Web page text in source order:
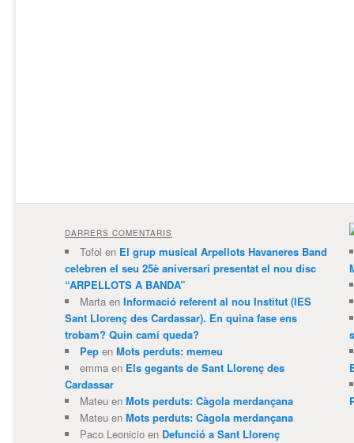
DARRERS COMENTARIS
Tofol en El grup musical Arpellots Havaneres Band
celebren el seu 25è aniversari presentat el nou disc
“ARPELLOTS A BANDA”
Martaen Informació referent al nou Institut (IES
Sant Llorenç des Cardassar). En quina fase ens
trobam? Quin camí queda?
Pepen Mots perduts: memeu
emmaen Els gegants de Sant Llorenç des
Cardassar
Mateuen Mots perduts: Càgola merdançana
Mateuen Mots perduts: Càgola merdançana
Paco Leonicioen Defunció a Sant Llorenç